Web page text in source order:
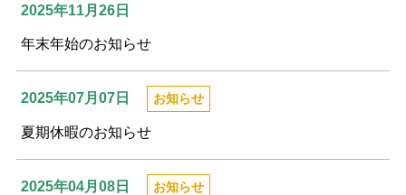
2025年11月26日
年末年始のお知らせ
2025年07月07日 お知らせ
夏期休暇のお知らせ
2025年04月08日 お知らせ